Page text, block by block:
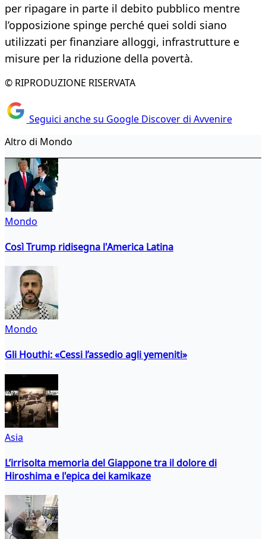
per ripagare in parte il debito pubblico mentre
l’opposizione spinge perché quei soldi siano
utilizzati per finanziare alloggi, infrastrutture e
misure per la riduzione della povertà.
© RIPRODUZIONE RISERVATA
Seguici anche su Google Discover di Avvenire
Altro di Mondo
Mondo
Così Trump ridisegna l'America Latina
Mondo
Gli Houthi: «Cessi l’assedio agli yemeniti»
Asia
L’irrisolta memoria del Giappone tra il dolore di
Hiroshima e l'epica dei kamikaze